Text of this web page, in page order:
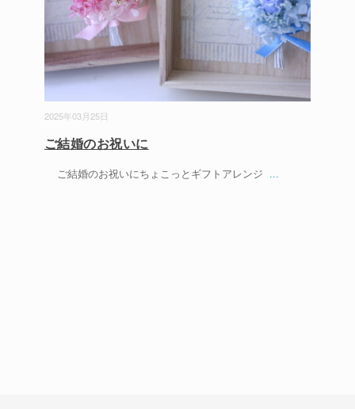
2025年03月25日
ご結婚のお祝いに
ご結婚のお祝いにちょこっとギフトアレンジ ...